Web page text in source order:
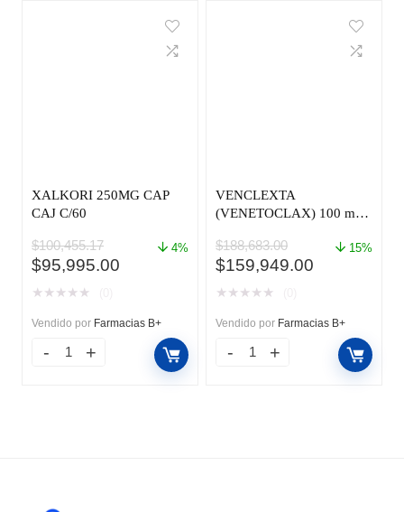
XALKORI 250MG CAP
CAJ C/60
$100,455.17
El
precio
era:
$100,455.17.
$95,995.00
es:
$95,995.00.
4%
★ ★ ★ ★ ★
Vendido por Farmacias B+
VENCLEXTA
(VENETOCLAX) 100 mg
$188,683.00
El
precio
era:
$188,683.00.
$159,949.00
es:
15%
★ ★ ★ ★ ★
Vendido por Farmacias B+